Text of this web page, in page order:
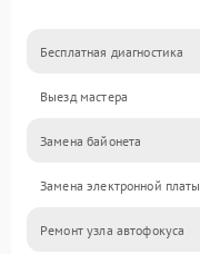
Бесплатная диагностика
Выезд мастера
Замена байонета
Замена электронной платы
Ремонт узла автофокуса